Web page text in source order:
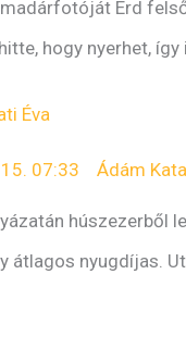
Érd
hogy nyerhet,
Éva
07:33 Ádám
húszezerből
átlagos nyugdíjas.